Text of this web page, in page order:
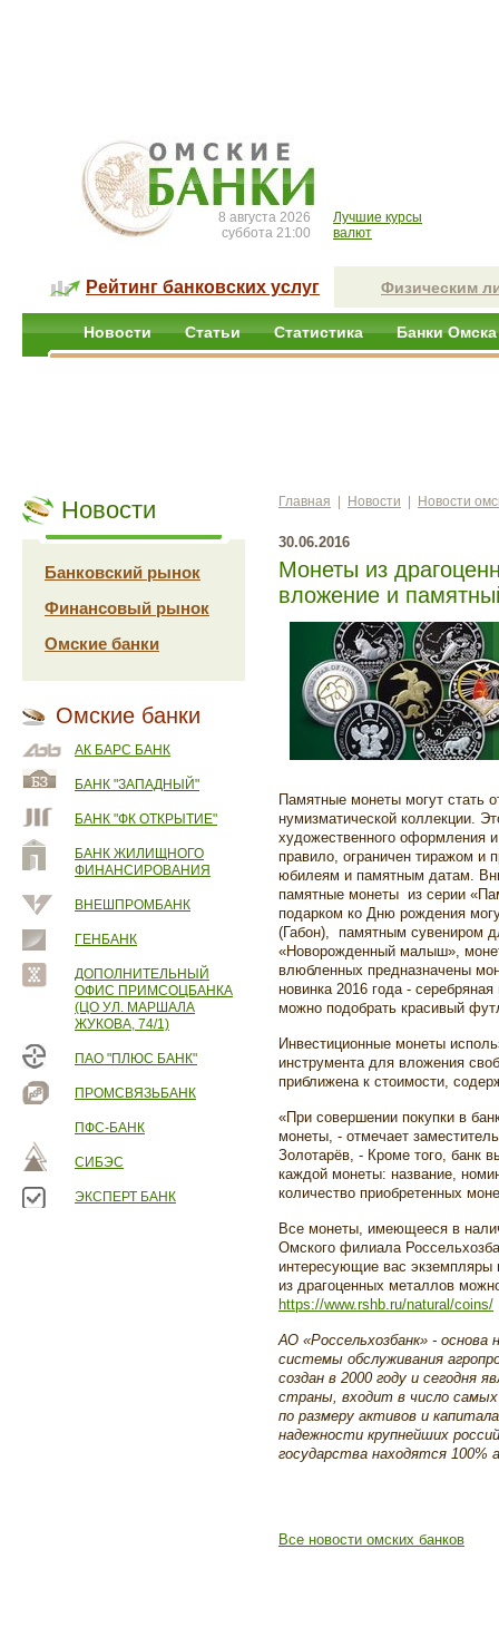
8 августа 2026
суббота 21:00
Лучшие курсы
валют
Рейтинг банковских услуг Физическим
Новости Статьи Статистика Банки Омска
Новости
Банковский рынок
Финансовый рынок
Омские банки
Омские банки
АК БАРС БАНК
БАНК "ЗАПАДНЫЙ"
БАНК "ФК ОТКРЫТИЕ"
БАНК ЖИЛИЩНОГО
ФИНАНСИРОВАНИЯ
ВНЕШПРОМБАНК
ГЕНБАНК
ДОПОЛНИТЕЛЬНЫЙ
ОФИС ПРИМСОЦБАНКА
(ЦО УЛ. МАРШАЛА
ЖУКОВА, 74/1)
ПАО "ПЛЮС БАНК"
ПРОМСВЯЗЬБАНК
ПФС-БАНК
СИБЭС
ЭКСПЕРТ БАНК
Главная Новости Новости
30.06.2016
Монеты из
вложение и
Памятные монеты могут стать
нумизматической коллекции.
художественного оформления
правило, ограничен тиражом и
юбилеям и памятным датам.
памятные монеты из серии
подарком ко Дню рождения
(Габон), памятным сувениром
«Новорожденный малыш»,
влюбленных предназначены
новинка 2016 года -
можно подобрать красивый
Инвестиционные монеты
инструмента для вложения
приближена к стоимости,
«При совершении покупки в
монеты, - отмечает
Золотарёв, - Кроме того, банк
каждой монеты: название,
количество приобретенных
Все монеты, имеющееся в
Омского филиала
интересующие вас экземпляры
из драгоценных металлов
https://www.rshb.ru/natural/coins/
АО «Россельхозбанк» - основа
системы обслуживания
создан в 2000 году и сегодня
страны, входит в число
по размеру активов и
надежности крупнейших
государства находятся 100%
Все новости омских банков